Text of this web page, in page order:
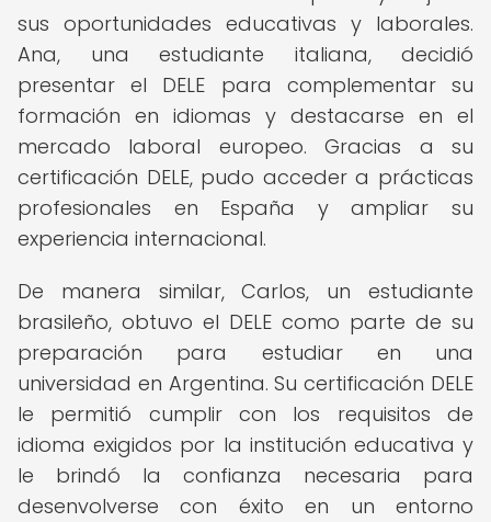
sus oportunidades educativas y laborales.
Ana, una estudiante italiana, decidió
presentar el DELE para complementar su
formación en idiomas y destacarse en el
mercado laboral europeo. Gracias a su
certificación DELE, pudo acceder a prácticas
profesionales en España y ampliar su
experiencia internacional.
De manera similar, Carlos, un estudiante
brasileño, obtuvo el DELE como parte de su
preparación para estudiar en una
universidad en Argentina. Su certificación DELE
le permitió cumplir con los requisitos de
idioma exigidos por la institución educativa y
le brindó la confianza necesaria para
desenvolverse con éxito en un entorno